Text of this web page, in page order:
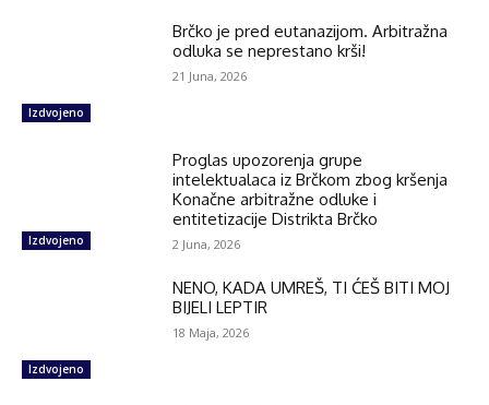
Izdvojeno
Brčko je pred eutanazijom. Arbitražna
odluka se neprestano krši!
21 Juna, 2026
Izdvojeno
Proglas upozorenja grupe
intelektualaca iz Brčkom zbog kršenja
Konačne arbitražne odluke i
entitetizacije Distrikta Brčko
2 Juna, 2026
Izdvojeno
NENO, KADA UMREŠ, TI ĆEŠ BITI MOJ
BIJELI LEPTIR
18 Maja, 2026